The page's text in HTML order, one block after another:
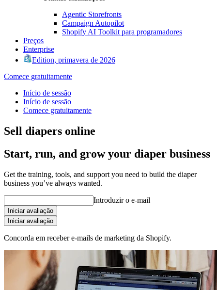
Agentic Storefronts
Campaign Autopilot
Shopify AI Toolkit para programadores
Preços
Enterprise
Edition, primavera de 2026
Comece gratuitamente
Início de sessão
Início de sessão
Comece gratuitamente
Sell diapers online
Start, run, and grow your diaper business
Get the training, tools, and support you need to build the diaper
business you’ve always wanted.
Introduzir o e-mail
Iniciar avaliação
Iniciar avaliação
Concorda em receber e-mails de marketing da Shopify.